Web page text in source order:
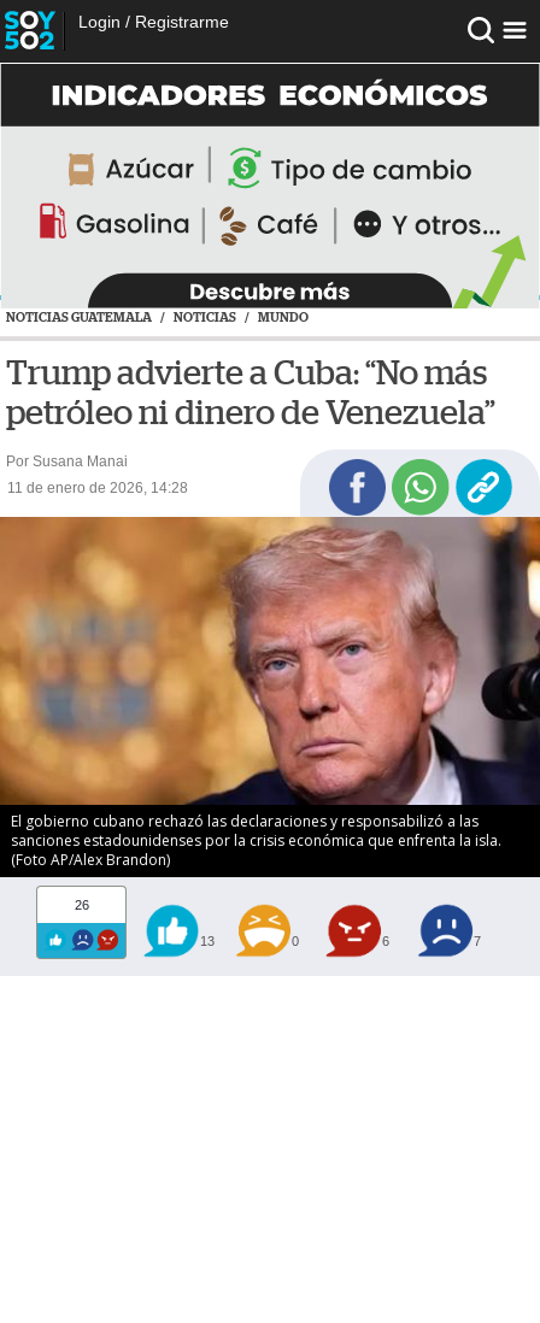
Login / Registrarme
NOTICIAS GUATEMALA / NOTICIAS / MUNDO
Trump advierte a Cuba: “No más
petróleo ni dinero de Venezuela”
Por Susana Manai
11 de enero de 2026, 14:28
El gobierno cubano rechazó las declaraciones y responsabilizó a las
sanciones estadounidenses por la crisis económica que enfrenta la isla.
(Foto AP/Alex Brandon)
26
13 0 6 7